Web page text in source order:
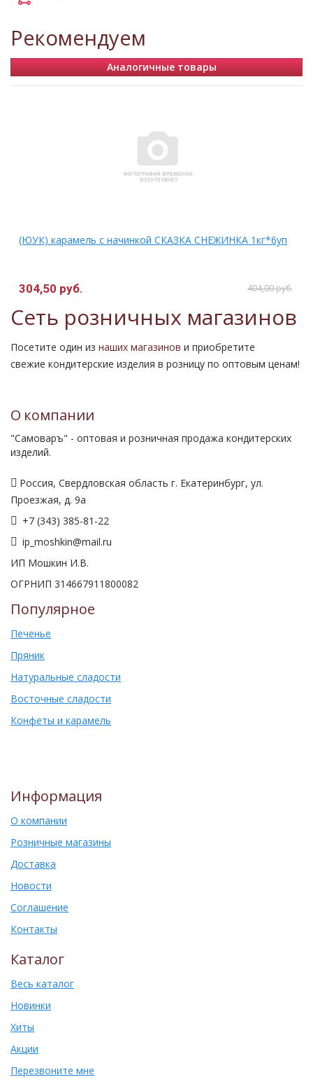
Рекомендуем
Аналогичные товары
(ЮУК) карамель с начинкой СКАЗКА СНЕЖИНКА 1кг*6уп
304,50 руб. 404,00 руб.
Сеть розничных магазинов
Посетите один из наших магазинов и приобретите
свежие кондитерские изделия в розницу по оптовым ценам!
О компании
"Самоваръ" - оптовая и розничная продажа кондитерских
изделий.
Россия, Свердловская область г. Екатеринбург, ул.
Проезжая, д. 9а
+7 (343) 385-81-22
ip_moshkin@mail.ru
ИП Мошкин И.В.
ОГРНИП 314667911800082
Популярное
Печенье
Пряник
Натуральные сладости
Восточные сладости
Конфеты и карамель
Информация
О компании
Розничные магазины
Доставка
Новости
Соглашение
Контакты
Каталог
Весь каталог
Новинки
Хиты
Акции
Перезвоните мне